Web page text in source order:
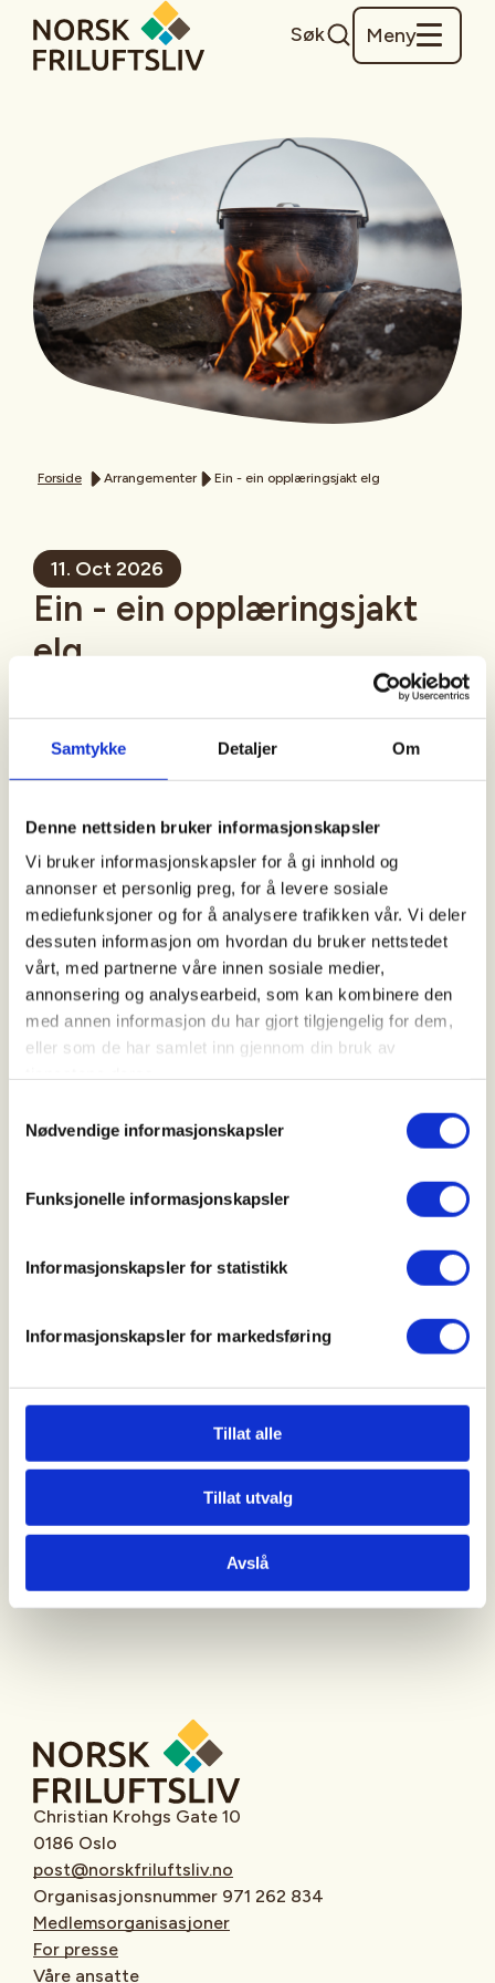
Samtykke Detaljer Om
Denne nettsiden bruker informasjonskapsler
Vi bruker informasjonskapsler for å gi innhold og
annonser et personlig preg, for å levere sosiale
mediefunksjoner og for å analysere trafikken vår. Vi deler
dessuten informasjon om hvordan du bruker nettstedet
vårt, med partnerne våre innen sosiale medier,
annonsering og analysearbeid, som kan kombinere den
med annen informasjon du har gjort tilgjengelig for dem,
eller som de har samlet inn gjennom din bruk av
Nødvendige informasjonskapsler
Funksjonelle informasjonskapsler
Informasjonskapsler for statistikk
Informasjonskapsler for markedsføring
Tillat alle
Tillat utvalg
Avslå
Søk Meny
Forside Arrangementer Ein - ein opplæringsjakt elg
11. Oct 2026
Ein - ein opplæringsjakt
elg
Sted
Fyresdal
Tid
11. Oct 2026
Kl. 08.00 - 17.00
Arrangør
Oppmøtested
Christian Krohgs Gate 10
0186 Oslo
post@norskfriluftsliv.no
Organisasjonsnummer 971 262 834
Medlemsorganisasjoner
For presse
Våre ansatte